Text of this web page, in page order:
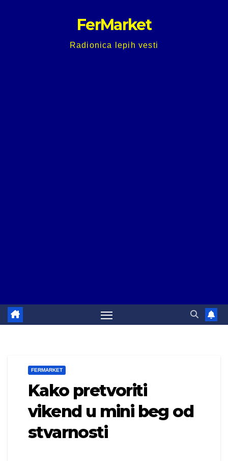
FerMarket
Radionica lepih vesti
FERMARKET
Kako pretvoriti
vikend u mini beg od
stvarnosti